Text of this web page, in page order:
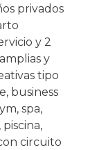
privados
y 2
y
tipo
business
spa,
circuito